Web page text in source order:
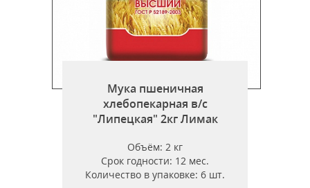
Мука пшеничная
хлебопекарная в/с
"Липецкая" 2кг Лимак
Объём:2 кг
Срок годности: 12 мес.
Количество в упаковке:6 шт.